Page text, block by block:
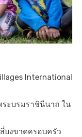
International
ระบรมราชินีนาถ ใน
ยงขาดครอบครัว